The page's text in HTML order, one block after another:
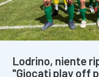
Lodrino, niente
"Giocati play off